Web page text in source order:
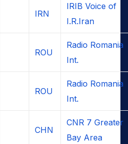
IRN
IRIB Voice of
I.R.Iran
ROU
Radio Romania
Int.
ROU
Radio Romania
Int.
CHN
CNR 7 Greater
Bay Area